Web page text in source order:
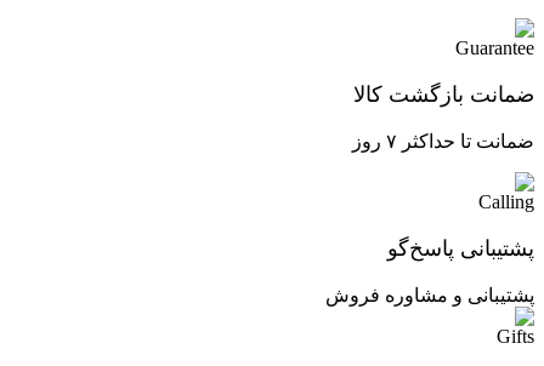
ضمانت بازگشت کالا
ضمانت تا حداکثر ۷ روز
پشتیبانی پاسخ‌گو
پشتیبانی و مشاوره فروش